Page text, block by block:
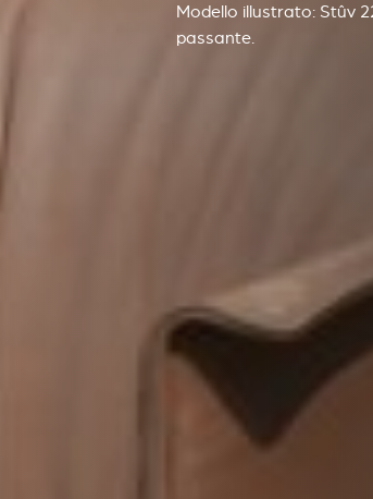
Modello illustrato: Stûv
passante.